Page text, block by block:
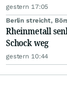
gestern 17:05
Berlin streicht,
Rheinmetall
Schock weg
gestern 10:44